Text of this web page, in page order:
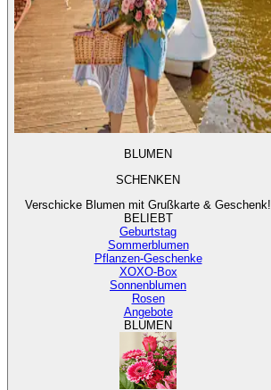
BLUMEN
SCHENKEN
Verschicke Blumen mit Grußkarte & Geschenk!
BELIEBT
Geburtstag
Sommerblumen
Pflanzen-Geschenke
XOXO-Box
Sonnenblumen
Rosen
Angebote
BLUMEN